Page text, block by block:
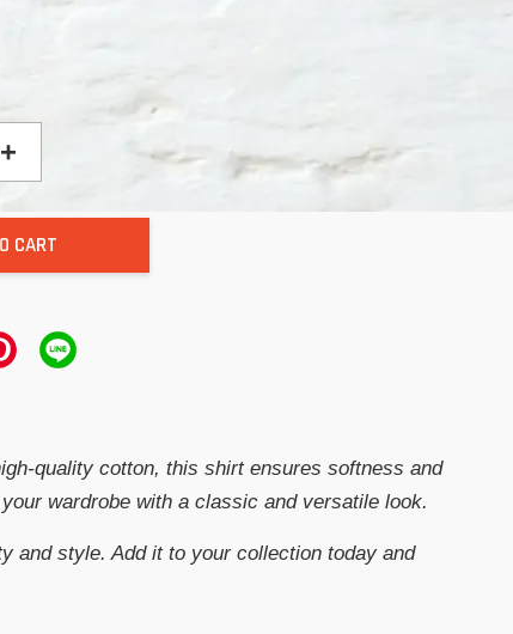
+
CART
quality cotton, this shirt ensures softness and
wardrobe with a classic and versatile look.
and style. Add it to your collection today and